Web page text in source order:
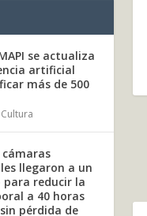
se actualiza
artificial
más de 500
Cultura
cámaras
llegaron a un
para reducir la
a 40 horas
pérdida de